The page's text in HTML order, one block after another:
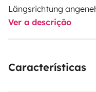
Längsrichtung
Schlafraum oder im
angenehmer Ess- /
Ideal für 2 Personen.
Ver a descrição
Características